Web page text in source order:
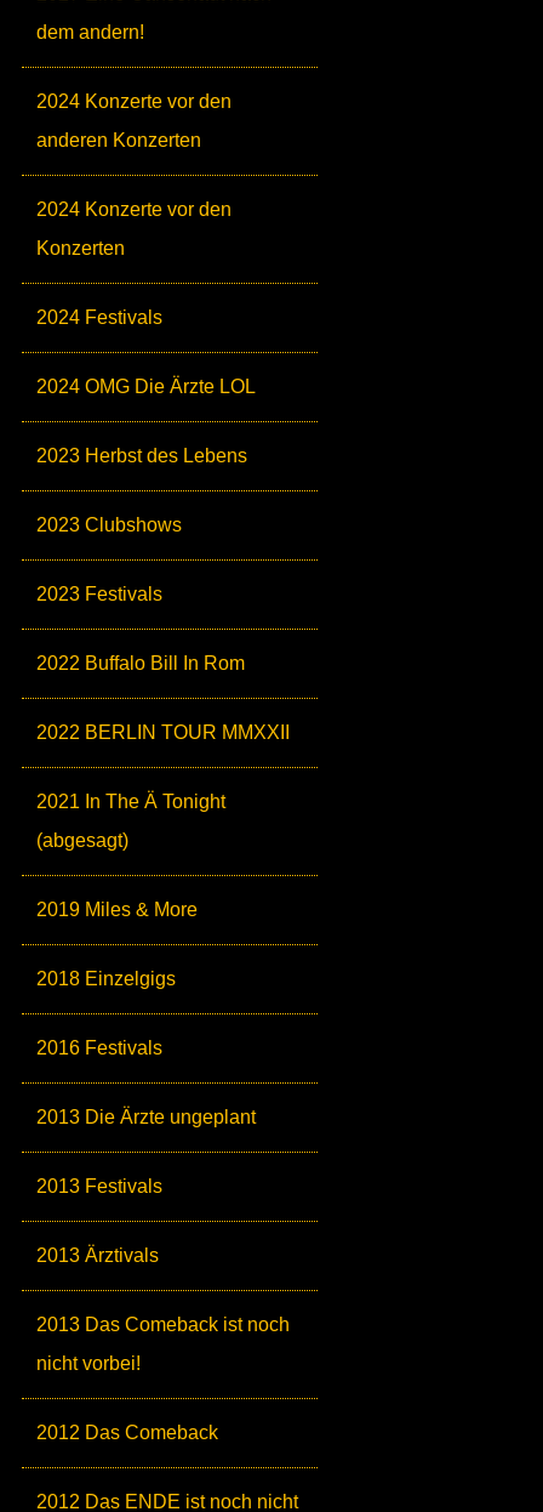
dem andern!
2024 Konzerte vor den
anderen Konzerten
2024 Konzerte vor den
Konzerten
2024 Festivals
2024 OMG Die Ärzte LOL
2023 Herbst des Lebens
2023 Clubshows
2023 Festivals
2022 Buffalo Bill In Rom
2022 BERLIN TOUR MMXXII
2021 In The Ä Tonight
(abgesagt)
2019 Miles & More
2018 Einzelgigs
2016 Festivals
2013 Die Ärzte ungeplant
2013 Festivals
2013 Ärztivals
2013 Das Comeback ist noch
nicht vorbei!
2012 Das Comeback
2012 Das ENDE ist noch nicht